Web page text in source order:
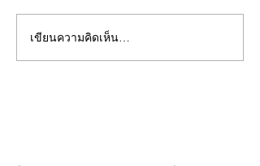
คอลัมน์"จับชีพจรวงการ
พระ"ประจำพุธที่ 29
เขียนความคิดเห็น…